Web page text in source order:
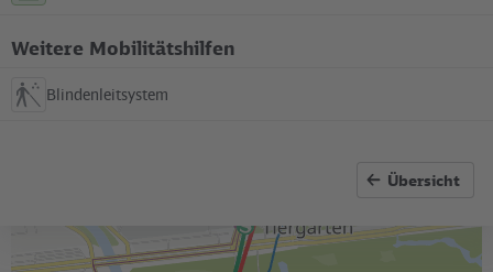
Zwischen Bachstraße / Straße des 17. Juni und S-Bahnsteig
In Betrieb
Weitere Mobilitätshilfen
Blindenleitsystem
Übersicht
–